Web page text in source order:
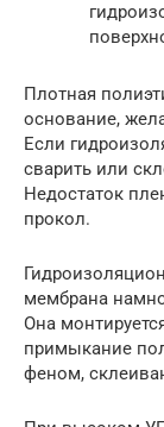
Плотная
основание,
Если
сварить или
Недостаток
прокол.
мембрана
Она
примыкание
феном,